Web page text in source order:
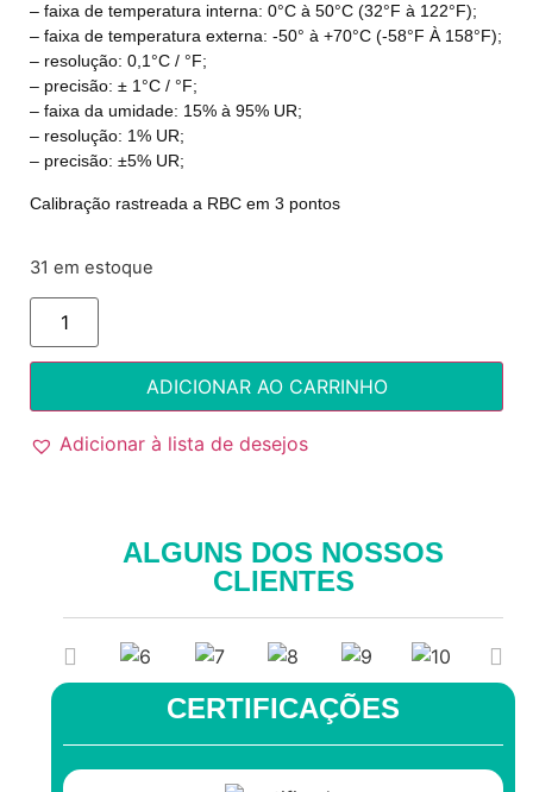
– faixa de temperatura interna: 0°C à 50°C (32°F à 122°F);
– faixa de temperatura externa: -50° à +70°C (-58°F À 158°F);
– resolução: 0,1°C / °F;
– precisão: ± 1°C / °F;
– faixa da umidade: 15% à 95% UR;
– resolução: 1% UR;
– precisão: ±5% UR;
Calibração rastreada a RBC em 3 pontos
31 em estoque
ADICIONAR AO CARRINHO
Adicionar à lista de desejos
ALGUNS DOS NOSSOS
CLIENTES
CERTIFICAÇÕES